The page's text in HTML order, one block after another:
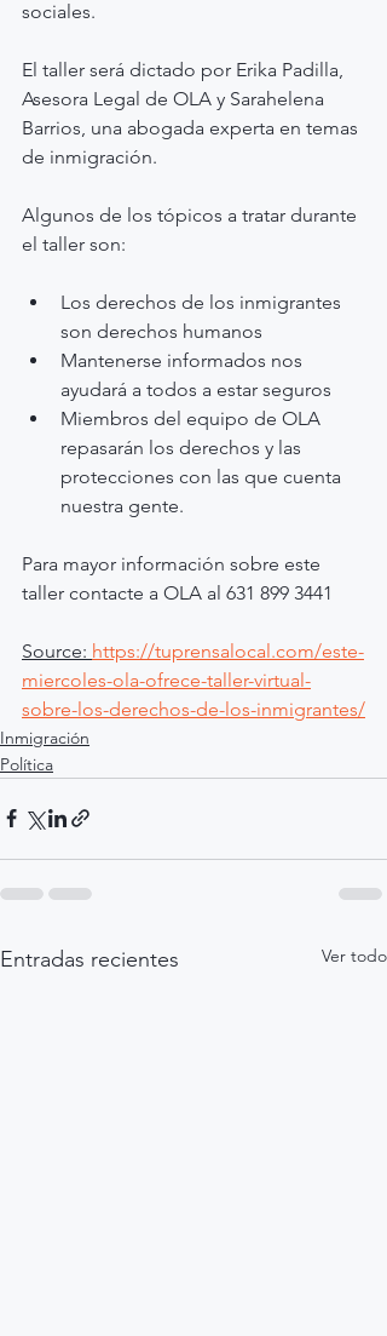
sociales.
El taller será dictado por Erika Padilla,
Asesora Legal de OLA y Sarahelena
Barrios, una abogada experta en temas
de inmigración.
Algunos de los tópicos a tratar durante
el taller son:
Los derechos de los inmigrantes
son derechos humanos
Mantenerse informados nos
ayudará a todos a estar seguros
Miembros del equipo de OLA
repasarán los derechos y las
protecciones con las que cuenta
nuestra gente.
Para mayor información sobre este
taller contacte a OLA al 631 899 3441
Source: https://tuprensalocal.com/este-
miercoles-ola-ofrece-taller-virtual-
sobre-los-derechos-de-los-inmigrantes/
Inmigración
Política
Entradas recientes Ver todo